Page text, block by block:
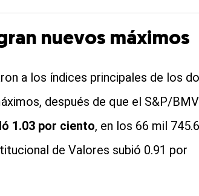
nuevos máximos
a los índices principales de los
después de que el S&P/
1.03 por ciento, en los 66 mil
de Valores subió 0.91 por